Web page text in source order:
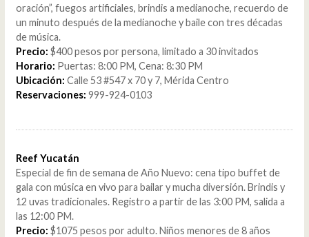
oración”, fuegos artificiales, brindis a medianoche, recuerdo de
un minuto después de la medianoche y baile con tres décadas
de música.
Precio: $400 pesos por persona, limitado a 30 invitados
Horario: Puertas: 8:00 PM, Cena: 8:30 PM
Ubicación: Calle 53 #547 x 70 y 7, Mérida Centro
Reservaciones: 999-924-0103
Reef Yucatán
Especial de fin de semana de Año Nuevo: cena tipo buffet de
gala con música en vivo para bailar y mucha diversión. Brindis y
12 uvas tradicionales. Registro a partir de las 3:00 PM, salida a
las 12:00 PM.
Precio: $1075 pesos por adulto. Niños menores de 8 años